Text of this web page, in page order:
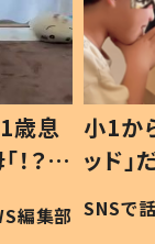
歳息
？」
編集部
小1か
ッド
作り
#令和
SNSで